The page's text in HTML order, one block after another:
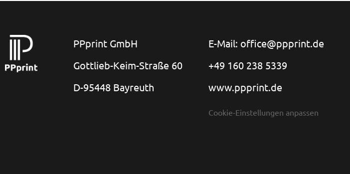
PPprint GmbH
Gottlieb-Keim-Straße 60
D-95448 Bayreuth
E-Mail: office@ppprint.de
+49 160 238 5339
www.ppprint.de
Cookie-Einstellungen anpassen